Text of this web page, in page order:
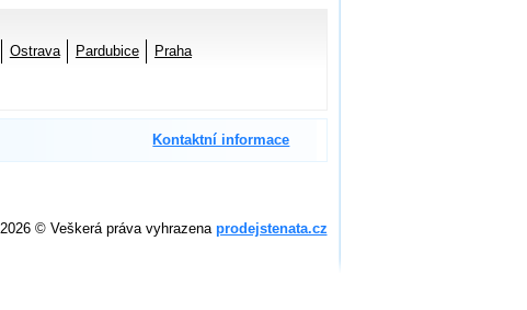
Ostrava Pardubice
Praha
Kontaktní informace
2026 © Veškerá práva vyhrazena prodejstenata.cz